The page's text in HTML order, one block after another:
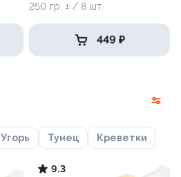
250 гр. ± / 8 шт.
449 ₽
Угорь Тунец Креветки
9.3